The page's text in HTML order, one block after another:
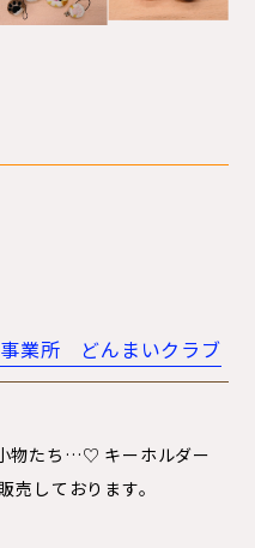
業所 どんまいクラブ
物たち…♡ キーホルダー
売しております。